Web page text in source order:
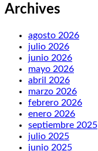
Archives
agosto 2026
julio 2026
junio 2026
mayo 2026
abril 2026
marzo 2026
febrero 2026
enero 2026
septiembre 2025
julio 2025
junio 2025